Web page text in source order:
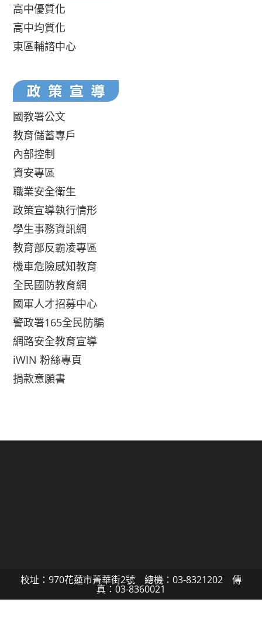
高中優質化
高中均質化
東區輔諮中心
國教署公文
教育儲蓄專戶
內部控制
資安專區
職業安全衛生
政策宣導執行情形
學生事務資訊網
教育部反霸凌專區
機車危險感知教育
全民國防教育網
國軍人才招募中心
警政署165全民防騙
網路安全教育宣導
iWIN 粉絲專頁
捐款意願書
校址：970花蓮市菁華街2號 總機：03-8321202 傳
真：03-8360021